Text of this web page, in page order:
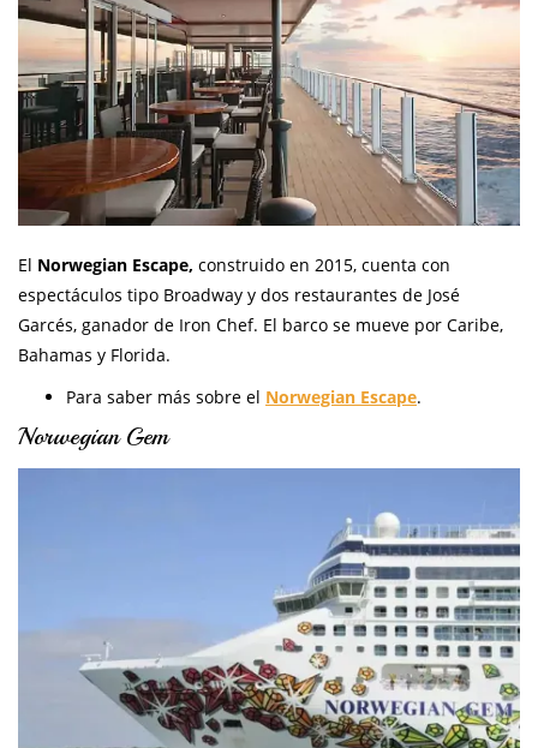
El Norwegian Escape, construido en 2015, cuenta con
espectáculos tipo Broadway y dos restaurantes de José
Garcés, ganador de Iron Chef. El barco se mueve por Caribe,
Bahamas y Florida.
Para saber más sobre el Norwegian Escape.
Norwegian Gem